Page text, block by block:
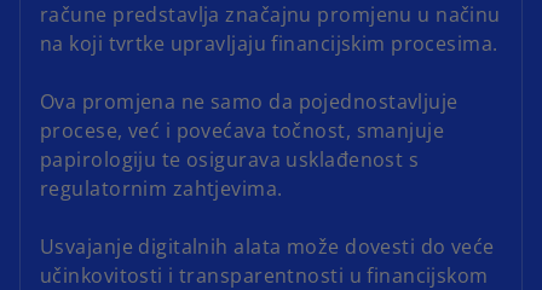
račune predstavlja značajnu promjenu u načinu
na koji tvrtke upravljaju financijskim procesima.
Ova promjena ne samo da pojednostavljuje
procese, već i povećava točnost, smanjuje
papirologiju te osigurava usklađenost s
regulatornim zahtjevima.
Usvajanje digitalnih alata može dovesti do veće
učinkovitosti i transparentnosti u financijskom